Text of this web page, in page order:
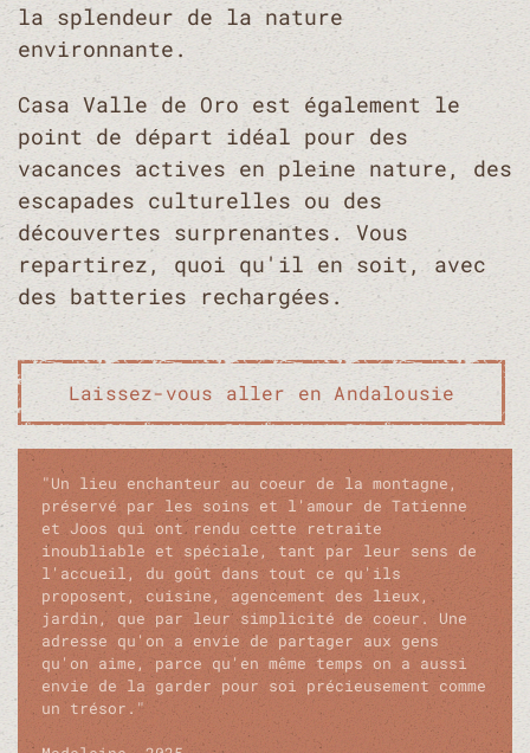
la splendeur de la nature
environnante.
Casa Valle de Oro est également le
point de départ idéal pour des
vacances actives en pleine nature, des
escapades culturelles ou des
découvertes surprenantes. Vous
repartirez, quoi qu'il en soit, avec
des batteries rechargées.
Laissez-vous aller en Andalousie
"Un lieu enchanteur au coeur de la montagne,
préservé par les soins et l'amour de Tatienne
et Joos qui ont rendu cette retraite
inoubliable et spéciale, tant par leur sens de
l'accueil, du goût dans tout ce qu'ils
proposent, cuisine, agencement des lieux,
jardin, que par leur simplicité de coeur. Une
adresse qu'on a envie de partager aux gens
qu'on aime, parce qu'en même temps on a aussi
envie de la garder pour soi précieusement comme
un trésor. "